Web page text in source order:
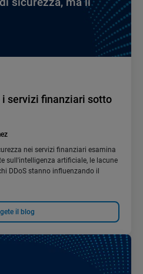
i servizi finanziari sotto
nei servizi finanziari esamina
sull'intelligenza artificiale, le lacune
DDoS stanno influenzando il
il blog